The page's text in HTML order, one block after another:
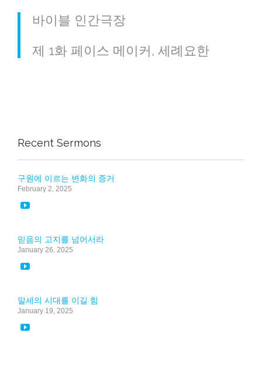
바이블 인간극장
제 1화 페이스 메이커, 세례요한
Recent Sermons
구원에 이르는 변화의 증거
February 2, 2025

믿음의 고지를 넘어서라
January 26, 2025

말세의 시대를 이길 힘
January 19, 2025
